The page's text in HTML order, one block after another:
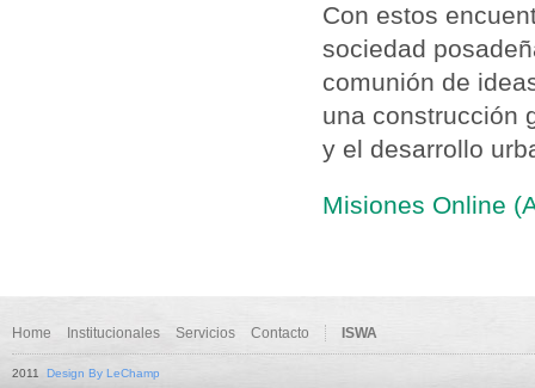
Con estos
sociedad
comunión de
una construcción
y el desarrollo
Misiones Online
Home Institucionales Servicios Contacto ISWA
2011 Design By LeChamp